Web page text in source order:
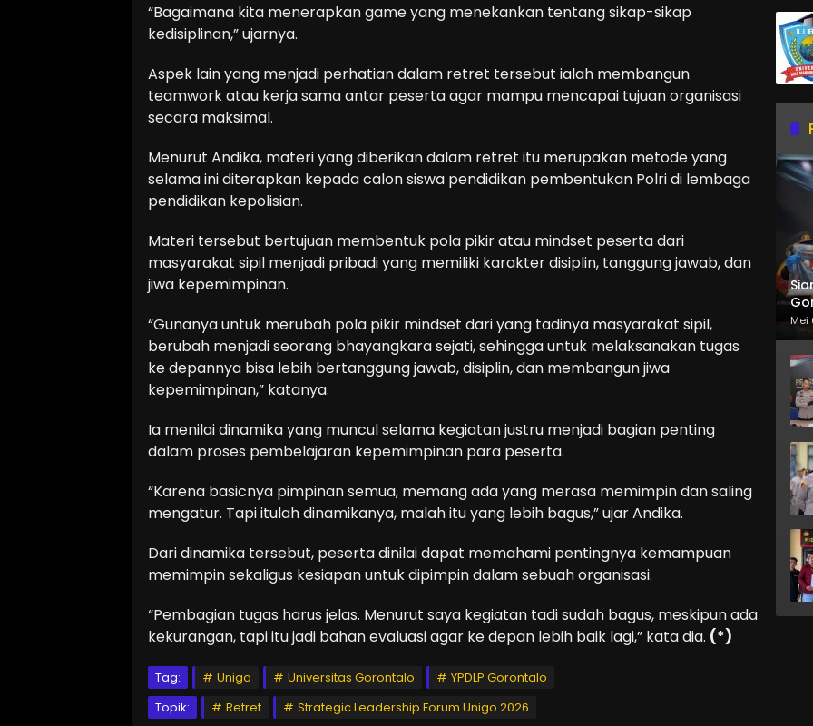
“Bagaimana kita menerapkan game yang menekankan tentang sikap-sikap
kedisiplinan,” ujarnya.
Aspek lain yang menjadi perhatian dalam retret tersebut ialah membangun
teamwork atau kerja sama antar peserta agar mampu mencapai tujuan organisasi
secara maksimal.
Menurut Andika, materi yang diberikan dalam retret itu merupakan metode yang
selama ini diterapkan kepada calon siswa pendidikan pembentukan Polri di lembaga
pendidikan kepolisian.
Materi tersebut bertujuan membentuk pola pikir atau mindset peserta dari
masyarakat sipil menjadi pribadi yang memiliki karakter disiplin, tanggung jawab, dan
jiwa kepemimpinan.
“Gunanya untuk merubah pola pikir mindset dari yang tadinya masyarakat sipil,
berubah menjadi seorang bhayangkara sejati, sehingga untuk melaksanakan tugas
ke depannya bisa lebih bertanggung jawab, disiplin, dan membangun jiwa
kepemimpinan,” katanya.
Ia menilai dinamika yang muncul selama kegiatan justru menjadi bagian penting
dalam proses pembelajaran kepemimpinan para peserta.
“Karena basicnya pimpinan semua, memang ada yang merasa memimpin dan saling
mengatur. Tapi itulah dinamikanya, malah itu yang lebih bagus,” ujar Andika.
Dari dinamika tersebut, peserta dinilai dapat memahami pentingnya kemampuan
memimpin sekaligus kesiapan untuk dipimpin dalam sebuah organisasi.
“Pembagian tugas harus jelas. Menurut saya kegiatan tadi sudah bagus, meskipun ada
kekurangan, tapi itu jadi bahan evaluasi agar ke depan lebih baik lagi,” kata dia. (*)
Tag: Unigo Universitas Gorontalo
YPDLP Gorontalo
Topik:
Retret Strategic Leadership Forum Unigo 2026
Mei